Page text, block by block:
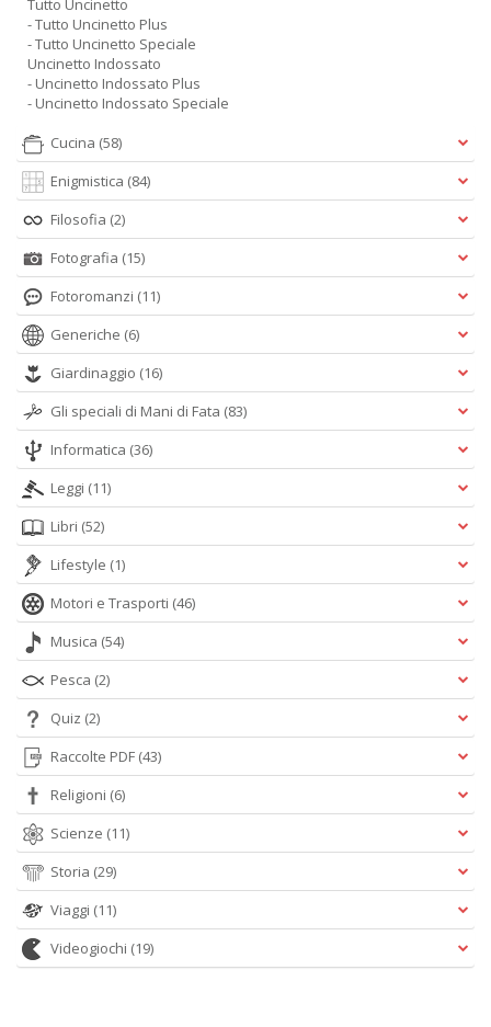
Tutto Uncinetto
- Tutto Uncinetto Plus
- Tutto Uncinetto Speciale
Uncinetto Indossato
- Uncinetto Indossato Plus
- Uncinetto Indossato Speciale
Cucina (58)
Enigmistica (84)
Filosofia (2)
Fotografia (15)
Fotoromanzi (11)
Generiche (6)
Giardinaggio (16)
Gli speciali di Mani di Fata (83)
Informatica (36)
Leggi (11)
Libri (52)
Lifestyle (1)
Motori e Trasporti (46)
Musica (54)
Pesca (2)
Quiz (2)
Raccolte PDF (43)
Religioni (6)
Scienze (11)
Storia (29)
Viaggi (11)
Videogiochi (19)